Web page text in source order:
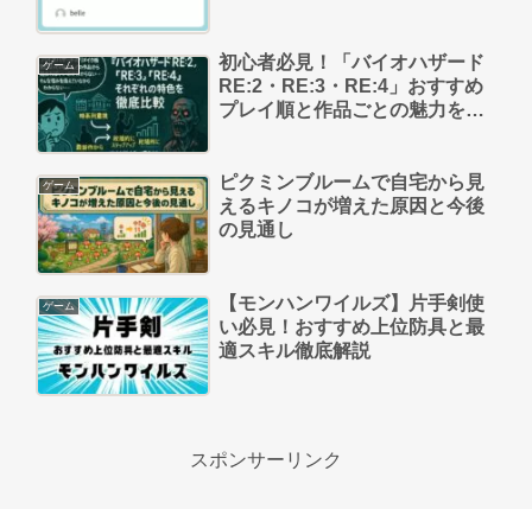
ゲーム
初心者必見！「バイオハザード
RE:2・RE:3・RE:4」おすすめ
プレイ順と作品ごとの魅力を徹
ゲーム
ピクミンブルームで自宅から見
えるキノコが増えた原因と今後
の見通し
ゲーム
【モンハンワイルズ】片手剣使
い必見！おすすめ上位防具と最
適スキル徹底解説
スポンサーリンク